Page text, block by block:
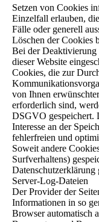
Setzen von Cookies
Einzelfall erlauben,
Fälle oder generell
Löschen der Cookies
Bei der
dieser Website
Cookies, die zur
von Ihnen
erforderlich sind,
DSGVO gespeichert.
Interesse an der
fehlerfreien und
Soweit andere
Surfverhaltens)
Datenschutzerklärung
Server-Log-Dateien
Der Provider der
Informationen in so
Browser automatisch